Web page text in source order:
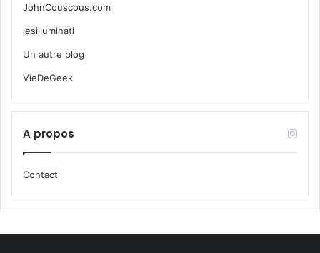
JohnCouscous.com
lesilluminati
Un autre blog
VieDeGeek
A propos
Contact